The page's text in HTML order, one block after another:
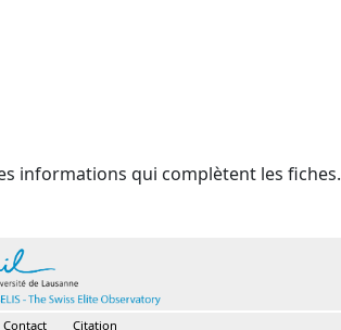
informations qui complètent les fiches.
Contact Citation